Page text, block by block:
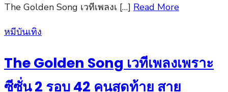
The Golden Song เวทีเพลงเ […] Read More
Posted
หมีบันเทิง
The Golden Song เวทีเพลงเพราะ
ซีซั่น 2 รอบ 42 คนสุดท้าย สาย